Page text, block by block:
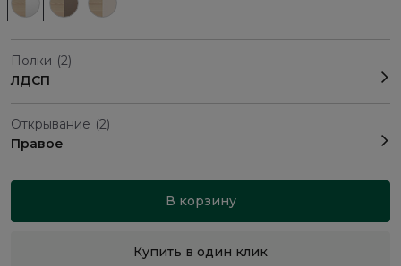
Полки (2)
ЛДСП
Открывание (2)
Правое
В корзину
Купить в один клик